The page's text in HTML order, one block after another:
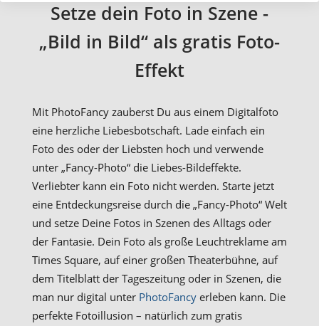
Setze dein Foto in Szene -
„Bild in Bild“ als gratis Foto-
Effekt
Mit PhotoFancy zauberst Du aus einem Digitalfoto
eine herzliche Liebesbotschaft. Lade einfach ein
Foto des oder der Liebsten hoch und verwende
unter „Fancy-Photo“ die Liebes-Bildeffekte.
Verliebter kann ein Foto nicht werden. Starte jetzt
eine Entdeckungsreise durch die „Fancy-Photo“ Welt
und setze Deine Fotos in Szenen des Alltags oder
der Fantasie. Dein Foto als große Leuchtreklame am
Times Square, auf einer großen Theaterbühne, auf
dem Titelblatt der Tageszeitung oder in Szenen, die
man nur digital unter PhotoFancy erleben kann. Die
perfekte Fotoillusion – natürlich zum gratis